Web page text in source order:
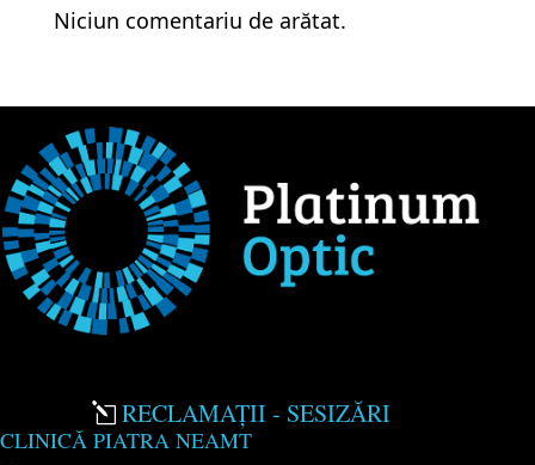
Niciun comentariu de arătat.
l RECLAMAȚII - SESIZĂRI
CLINICĂ PIATRA NEAMT